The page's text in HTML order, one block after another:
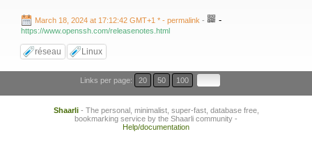
March 18, 2024 at 17:12:42 GMT+1 * - permalink - -
https://www.openssh.com/releasenotes.html
réseau Linux
Links per page: 20 50 100
Shaarli- The personal, minimalist, super-fast, database free,
bookmarking service by the Shaarli community -
Help/documentation